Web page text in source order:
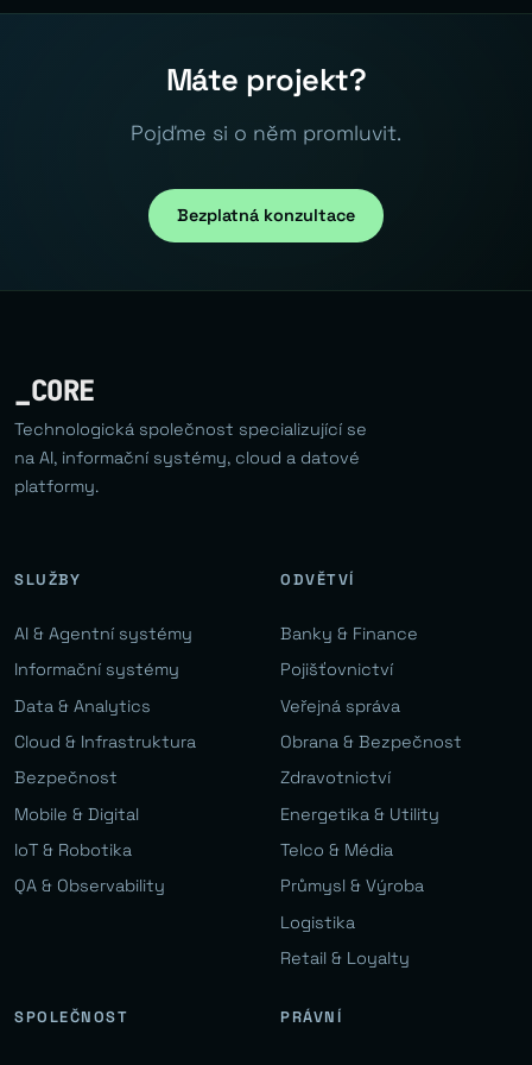
Máte projekt?
Pojďme si o něm promluvit.
Bezplatná konzultace
_CORE
Technologická společnost specializující se
na AI, informační systémy, cloud a datové
platformy.
SLUŽBY
AI & Agentní systémy
Informační systémy
Data & Analytics
Cloud & Infrastruktura
Bezpečnost
Mobile & Digital
IoT & Robotika
QA & Observability
ODVĚTVÍ
Banky & Finance
Pojišťovnictví
Veřejná správa
Obrana & Bezpečnost
Zdravotnictví
Energetika & Utility
Telco & Média
Průmysl & Výroba
Logistika
Retail & Loyalty
SPOLEČNOST PRÁVNÍ